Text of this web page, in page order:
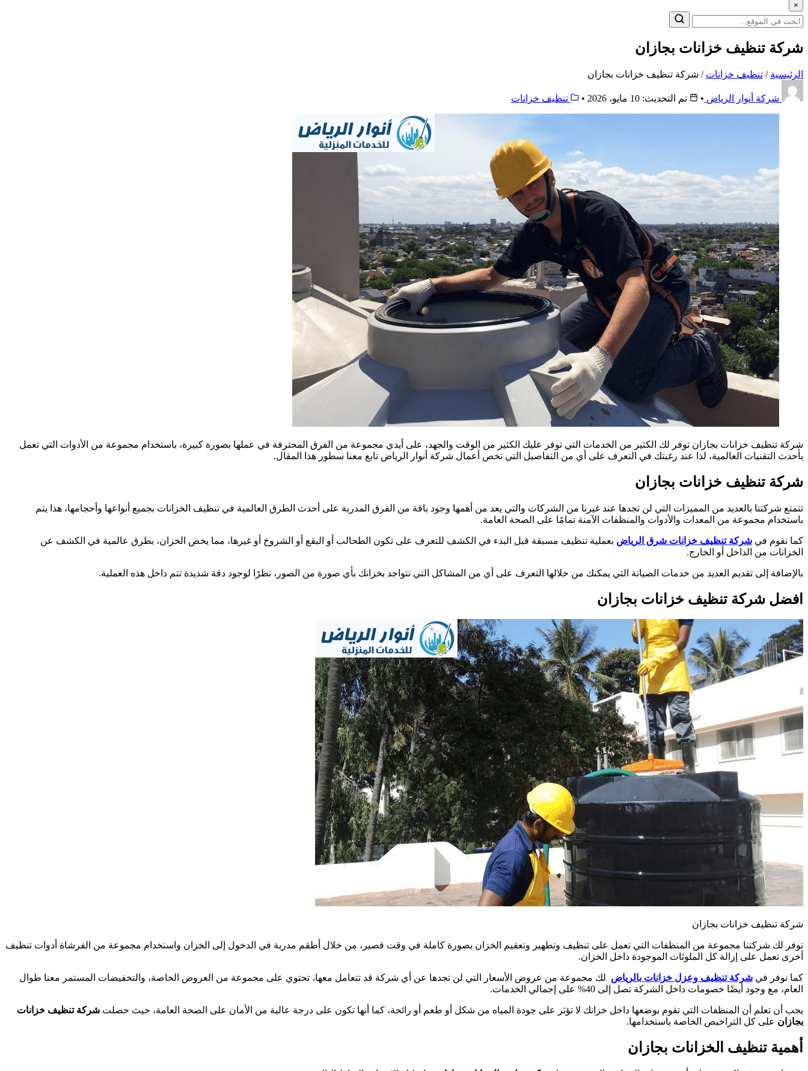
×
البحث
عن:
شركة تنظيف خزانات بجازان
الرئيسية / تنظيف خزانات / شركة تنظيف خزانات بجازان
شركة أنوار الرياض • تم التحديث: 10 مايو، 2026 • تنظيف خزانات
شركة تنظيف خزانات بجازان توفر لك الكثير من الخدمات التي توفر عليك الكثير من الوقت والجهد، على أيدي مجموعة من الفرق المحترفة في عملها بصورة كبيرة، باستخدام مجموعة من الأدوات التي تعمل
بأحدث التقنيات العالمية، لذا عند رغبتك في التعرف على أي من التفاصيل التي تخص أعمال شركة أنوار الرياض تابع معنا سطور هذا المقال.
شركة تنظيف خزانات بجازان
تتمتع شركتنا بالعديد من المميزات التي لن تجدها عند غيرنا من الشركات والتي يعد من أهمها وجود باقة من الفرق المدربة على أحدث الطرق العالمية في تنظيف الخزانات بجميع أنواعها وأحجامها، هذا يتم
باستخدام مجموعة من المعدات والأدوات والمنظفات الآمنة تمامًا على الصحة العامة.
كما نقوم في شركة تنظيف خزانات شرق الرياض بعملية تنظيف مسبقة قبل البدء في الكشف للتعرف على تكون الطحالب أو البقع أو الشروخ أو غيرها، مما يخص الخزان، بطرق عالمية في الكشف عن
الخزانات من الداخل أو الخارج.
بالإضافة إلى تقديم العديد من خدمات الصيانة التي يمكنك من خلالها التعرف على أي من المشاكل التي تتواجد بخزانك بأي صورة من الصور، نظرًا لوجود دقة شديدة تتم داخل هذه العملية.
افضل شركة تنظيف خزانات بجازان
شركة تنظيف خزانات بجازان
توفر لك شركتنا مجموعة من المنظفات التي تعمل على تنظيف وتطهير وتعقيم الخزان بصورة كاملة في وقت قصير، من خلال أطقم مدربة في الدخول إلى الخزان واستخدام مجموعة من الفرشاة أدوات تنظيف
أخرى تعمل على إزالة كل الملوثات الموجودة داخل الخزان.
كما نوفر في شركة تنظيف وعزل خزانات بالرياض لك مجموعة من عروض الأسعار التي لن تجدها عن أي شركة قد تتعامل معها، تحتوي على مجموعة من العروض الخاصة، والتخفيضات المستمر معنا طوال
العام، مع وجود أيضًا خصومات داخل الشركة تصل إلى 40% على إجمالي الخدمات.
يجب أن تعلم أن المنظفات التي تقوم بوضعها داخل خزانك لا تؤثر على جودة المياه من شكل أو طعم أو رائحة، كما أنها تكون على درجة عالية من الأمان على الصحة العامة، حيث حصلت شركة تنظيف خزانات
بجازان على كل التراخيص الخاصة باستخدامها.
أهمية تنظيف الخزانات بجازان